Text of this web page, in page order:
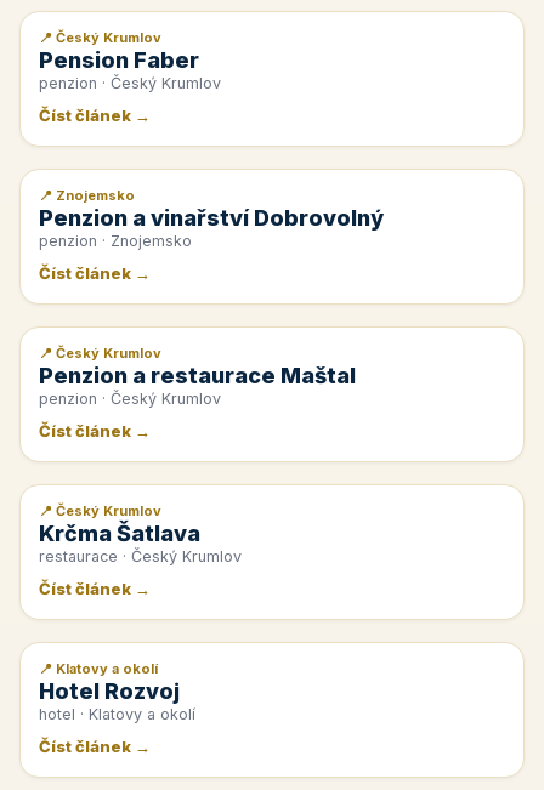
📰 PR článek
📍 Český Krumlov
Pension Faber
penzion · Český Krumlov
Číst článek →
📰 PR článek
📍 Znojemsko
Penzion a vinařství Dobrovolný
penzion · Znojemsko
Číst článek →
📰 PR článek
📍 Český Krumlov
Penzion a restaurace Maštal
penzion · Český Krumlov
Číst článek →
📰 PR článek
📍 Český Krumlov
Krčma Šatlava
restaurace · Český Krumlov
Číst článek →
📰 PR článek
📍 Klatovy a okolí
Hotel Rozvoj
hotel · Klatovy a okolí
Číst článek →